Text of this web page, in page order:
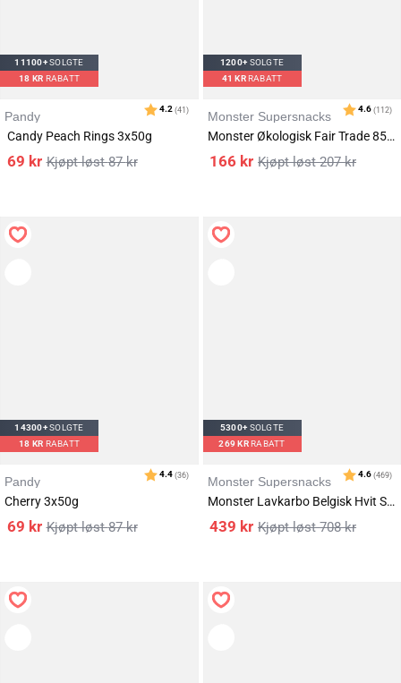
11100+SOLGTE
18 KR RABATT
Pandy
Candy Peach Rings 3x50g
87kr
69 kr
1200+SOLGTE
41KRRABATT
Monster Supersnacks
Monster Økologisk Fair Trade 85% Mørk Sjokolade 3x85g
207kr
166 kr
14300+SOLGTE
18 KR RABATT
Pandy
Cherry 3x50g
87kr
69 kr
5300+SOLGTE
269KRRABATT
Monster Supersnacks
Monster Lavkarbo Belgisk Hvit Sjokolade 12x85g
708kr
439 kr